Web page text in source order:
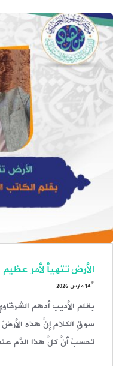
الأرض تتهيأ لأمر عظيم
14th مارس 2026
بقلم الأديب أدهم
سوقِ الكلام ‏إنَّ هذه
تحسبُ أنَّ كلَّ هذا الدَّم